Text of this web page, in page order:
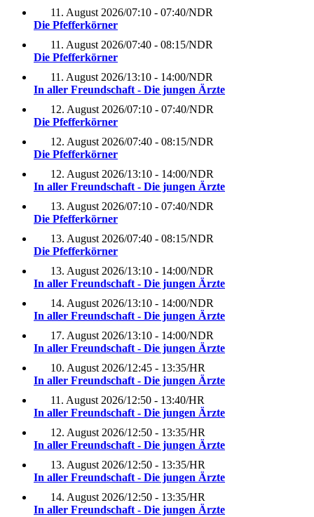
11. August 2026/07:10 - 07:40/NDR
Die Pfefferkörner
11. August 2026/07:40 - 08:15/NDR
Die Pfefferkörner
11. August 2026/13:10 - 14:00/NDR
In aller Freundschaft - Die jungen Ärzte
12. August 2026/07:10 - 07:40/NDR
Die Pfefferkörner
12. August 2026/07:40 - 08:15/NDR
Die Pfefferkörner
12. August 2026/13:10 - 14:00/NDR
In aller Freundschaft - Die jungen Ärzte
13. August 2026/07:10 - 07:40/NDR
Die Pfefferkörner
13. August 2026/07:40 - 08:15/NDR
Die Pfefferkörner
13. August 2026/13:10 - 14:00/NDR
In aller Freundschaft - Die jungen Ärzte
14. August 2026/13:10 - 14:00/NDR
In aller Freundschaft - Die jungen Ärzte
17. August 2026/13:10 - 14:00/NDR
In aller Freundschaft - Die jungen Ärzte
10. August 2026/12:45 - 13:35/HR
In aller Freundschaft - Die jungen Ärzte
11. August 2026/12:50 - 13:40/HR
In aller Freundschaft - Die jungen Ärzte
12. August 2026/12:50 - 13:35/HR
In aller Freundschaft - Die jungen Ärzte
13. August 2026/12:50 - 13:35/HR
In aller Freundschaft - Die jungen Ärzte
14. August 2026/12:50 - 13:35/HR
In aller Freundschaft - Die jungen Ärzte